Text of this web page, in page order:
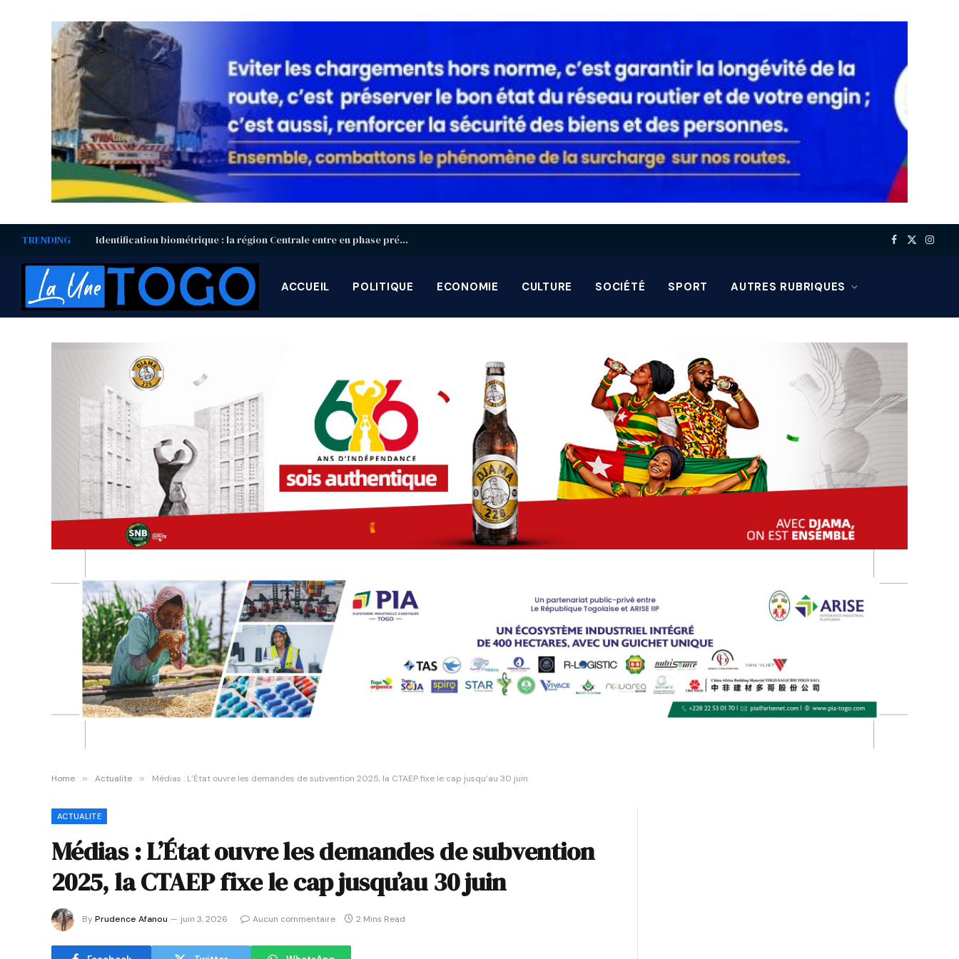
TRENDING Identification biométrique : la région Centrale entre en phase préparatoire avant la grande campagne d’août-septembre Facebook
X
ACCUEIL POLITIQUE ECONOMIE CULTURE SOCIÉTÉ SPORT AUTRES RUBRIQUES
Home » Actualite » Médias : L’État ouvre les demandes de subvention 2025, la CTAEP fixe le cap jusqu’au 30 juin
ACTUALITE
Médias : L’État ouvre les demandes de subvention
2025, la CTAEP fixe le cap jusqu’au 30 juin
ByPrudence Afanou juin 3, 2026 Aucun commentaire 2 Mins Read